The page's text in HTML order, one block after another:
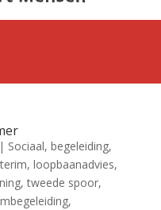
Sociaal, begeleiding,
, loopbaanadvies,
,tweede spoor,
,